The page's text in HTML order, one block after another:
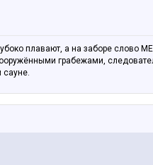
плавают, а на заборе слово
грабежами,